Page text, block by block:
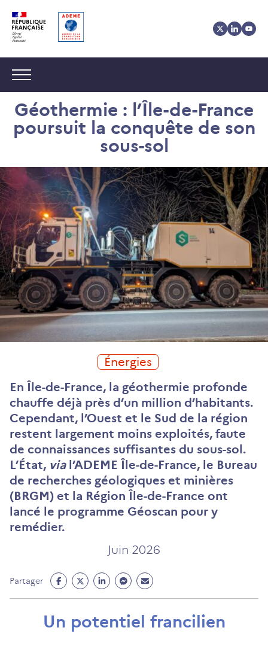
au
contenu
au
menu
des
cookies
Navigation :
Géothermie : l’Île-de-France
poursuit la conquête de son
sous-sol
Énergies
En Île-de-France, la géothermie profonde
chauffe déjà près d’un million d’habitants.
Cependant, l’Ouest et le Sud de la région
restent largement moins exploités, faute
de connaissances suffisantes du sous-sol.
L’État, vial’ADEME Île-de-France, le Bureau
de recherches géologiques et minières
(BRGM) et la Région Île-de-France ont
lancé le programme Géoscan pour y
remédier.
Juin 2026
Partager
Partage
Facebook
un
Partage
Twitter
un
Partage
Linkedin
un
Partage
Messenger
un
Partage
Mail
un
Un potentiel francilien